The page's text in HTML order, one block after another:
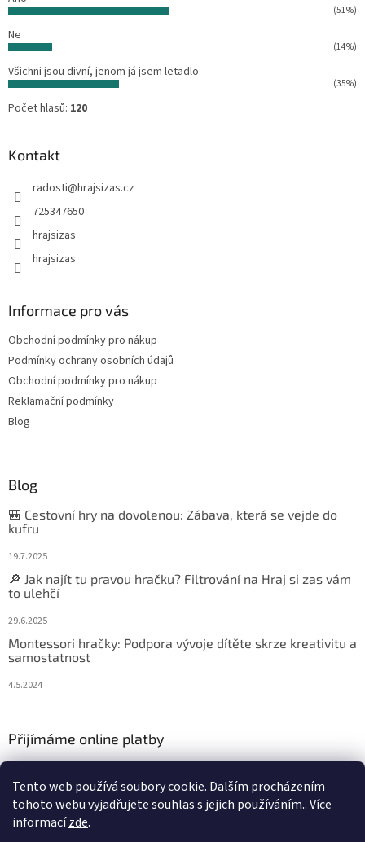
Tento web používá soubory cookie. Dalším procházením
tohoto webu vyjadřujete souhlas s jejich používáním.. Více
informacízde.
(51%)
Ne
(14%)
Všichni jsou divní, jenom já jsem letadlo
(35%)
Počet hlasů: 120
Kontakt
radosti@hrajsizas.cz
725347650
hrajsizas
hrajsizas
Informace pro vás
Obchodní podmínky pro nákup
Podmínky ochrany osobních údajů
Obchodní podmínky pro nákup
Reklamační podmínky
Blog
Blog
🎒 Cestovní hry na dovolenou: Zábava, která se vejde do
kufru
19.7.2025
🔎 Jak najít tu pravou hračku? Filtrování na Hraj si zas vám
to ulehčí
29.6.2025
Montessori hračky: Podpora vývoje dítěte skrze kreativitu a
samostatnost
4.5.2024
Přijímáme online platby